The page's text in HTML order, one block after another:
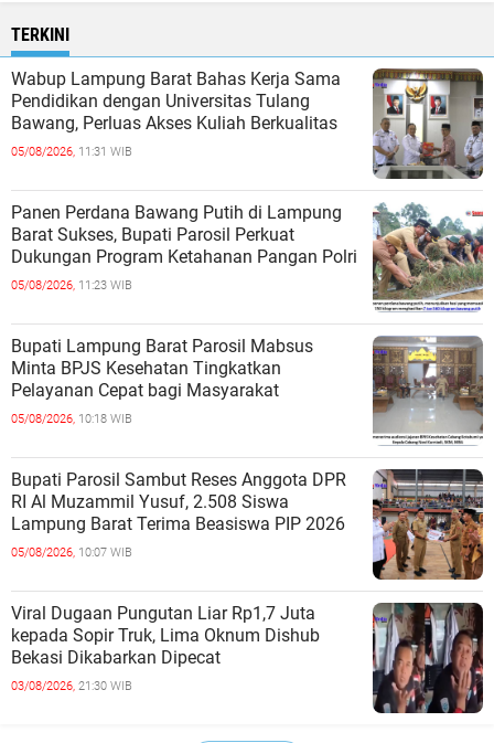
TERKINI
Wabup Lampung Barat Bahas Kerja Sama
Pendidikan dengan Universitas Tulang
Bawang, Perluas Akses Kuliah Berkualitas
05/08/2026, 11:31 WIB
Panen Perdana Bawang Putih di Lampung
Barat Sukses, Bupati Parosil Perkuat
Dukungan Program Ketahanan Pangan Polri
05/08/2026, 11:23 WIB
Bupati Lampung Barat Parosil Mabsus
Minta BPJS Kesehatan Tingkatkan
Pelayanan Cepat bagi Masyarakat
05/08/2026, 10:18 WIB
Bupati Parosil Sambut Reses Anggota DPR
RI Al Muzammil Yusuf, 2.508 Siswa
Lampung Barat Terima Beasiswa PIP 2026
05/08/2026, 10:07 WIB
Viral Dugaan Pungutan Liar Rp1,7 Juta
kepada Sopir Truk, Lima Oknum Dishub
Bekasi Dikabarkan Dipecat
03/08/2026, 21:30 WIB